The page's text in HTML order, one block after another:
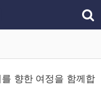
향한 여정을 함께합